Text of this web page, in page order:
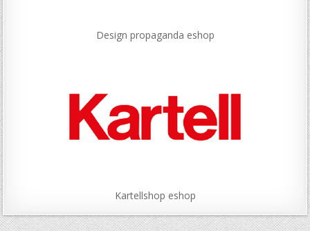
Design propaganda eshop
Kartellshop eshop